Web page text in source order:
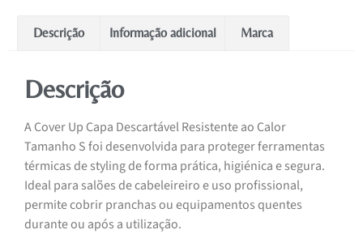
Descrição Informação adicional Marca
Descrição
A Cover Up Capa Descartável Resistente ao Calor
Tamanho S foi desenvolvida para proteger ferramentas
térmicas de styling de forma prática, higiénica e segura.
Ideal para salões de cabeleireiro e uso profissional,
permite cobrir pranchas ou equipamentos quentes
durante ou após a utilização.